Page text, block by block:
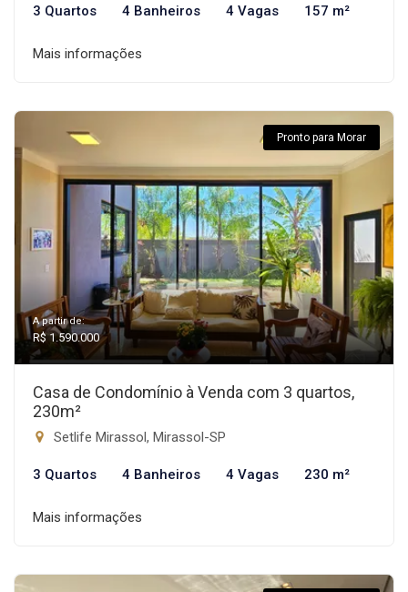
3 Quartos 4 Banheiros 4 Vagas 157 m²
Mais informações
Pronto para Morar
A partir de:
R$ 1.590.000
Casa de Condomínio à Venda com 3 quartos,
230m²
Setlife Mirassol, Mirassol-SP
3 Quartos 4 Banheiros 4 Vagas 230 m²
Mais informações